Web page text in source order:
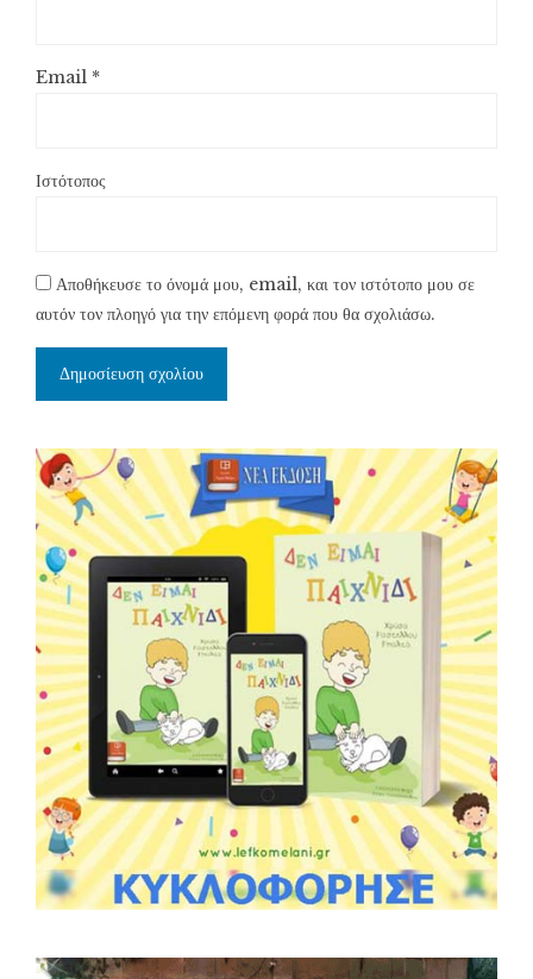
Email *
Ιστότοπος
Αποθήκευσε το όνομά μου, email, και τον ιστότοπο μου σε
αυτόν τον πλοηγό για την επόμενη φορά που θα σχολιάσω.